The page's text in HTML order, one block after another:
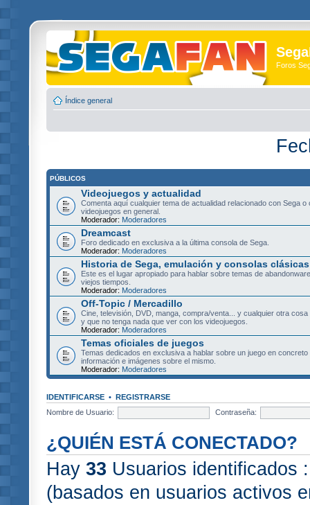
Foros
Índice general
PÚBLICOS
Videojuegos y actualidad
Comenta aquí cualquier tema de actualidad relacionado con Sega o
videojuegos en general.
Moderador: Moderadores
Dreamcast
Foro dedicado en exclusiva a la última consola de Sega.
Moderador: Moderadores
Historia de Sega, emulación y consolas clásicas
Este es el lugar apropiado para hablar sobre temas de
viejos tiempos.
Moderador: Moderadores
Off-Topic / Mercadillo
Cine, televisión, DVD, manga, compra/venta... y cualquier otra
y que no tenga nada que ver con los videojuegos.
Moderador: Moderadores
Temas oficiales de juegos
Temas dedicados en exclusiva a hablar sobre un juego en concreto
información e imágenes sobre el mismo.
Moderador: Moderadores
IDENTIFICARSE • REGISTRARSE
Nombre de Usuario:
Contraseña:
¿QUIÉN ESTÁ CONECTADO?
Hay 33 Usuarios identificados
(basados en usuarios activos